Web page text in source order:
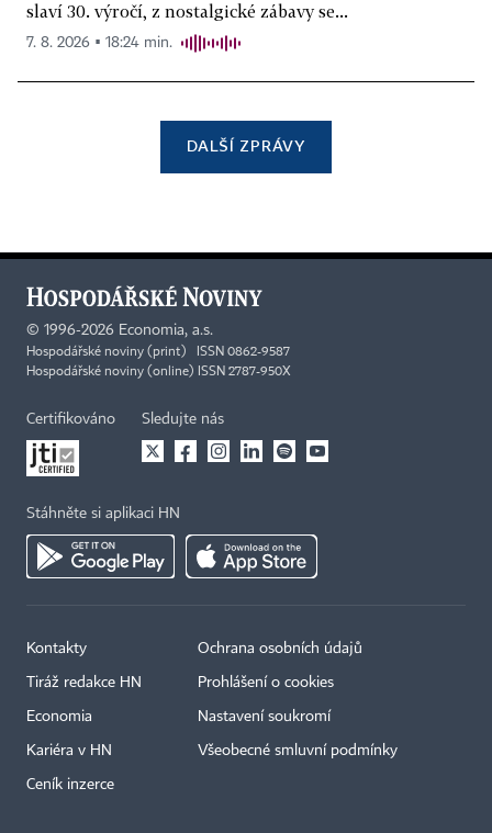
slaví 30. výročí, z nostalgické zábavy se...
7. 8. 2026 ▪ 18:24 min.
DALŠÍ ZPRÁVY
© 1996-2026 Economia, a.s.
Hospodářské noviny (print) ISSN 0862-9587
Hospodářské noviny (online) ISSN 2787-950X
Certifikováno Sledujte nás
Stáhněte si aplikaci HN
Kontakty
Tiráž redakce HN
Economia
Kariéra v HN
Ceník inzerce
Ochrana osobních údajů
Prohlášení o cookies
Nastavení soukromí
Všeobecné smluvní podmínky